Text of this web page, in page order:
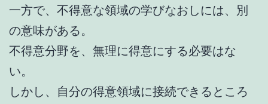
一方で、不得意な領域の学びなおしには、別
の意味がある。
不得意分野を、無理に得意にする必要はな
い。
しかし、自分の得意領域に接続できるところ